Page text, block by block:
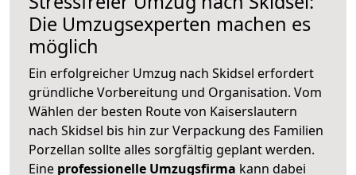
Die Umzugsexperten machen es
möglich
Ein erfolgreicher Umzug nach Skidsel erfordert
gründliche Vorbereitung und Organisation. Vom
Wählen der besten Route von Kaiserslautern
nach Skidsel bis hin zur Verpackung des Familien
Porzellan sollte alles sorgfältig geplant werden.
Eine professionelle Umzugsfirma kann dabei